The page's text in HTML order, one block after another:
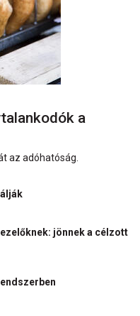
a
az adóhatóság.
jönnek a célzott